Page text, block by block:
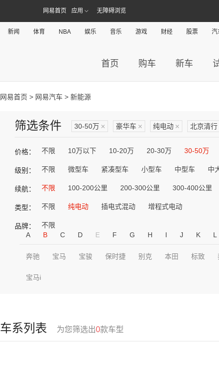
网易首页 应用 无障碍浏览
新闻 体育 NBA 娱乐 音乐 游戏 财经 股票 汽
首页 购车 新车
网易首页 > 网易汽车 > 新能源
筛选条件 30-50万 × 豪华车 × 纯电动 × 北京清行
价格： 不限 10万以下 10-20万 20-30万 30-50万
级别： 不限 微型车 紧凑型车 小型车 中型车 中
续航： 不限 100-200公里 200-300公里 300-400公里
类型： 不限 纯电动 插电式混动 增程式电动
品牌：
不限
A
B C D E F G H I J K L
奔驰 宝马 宝骏 保时捷 别克 本田 标致
宝马i
车系列表 为您筛选出0款车型